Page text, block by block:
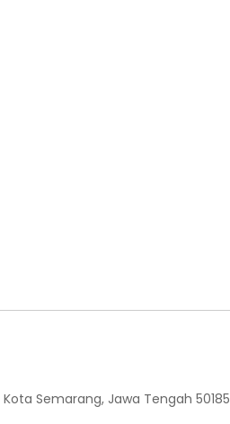
Semarang, Jawa Tengah 50185